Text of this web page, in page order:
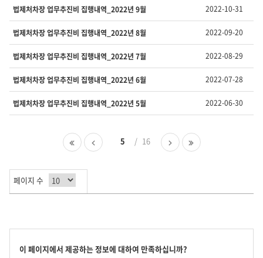
제
목,
담
당
부
서,
유
형,
등
록
를
제
공
다.
법제처차장 업무추진비 집행내역_2022년 9월 2022-10-31
법제처차장 업무추진비 집행내역_2022년 8월 2022-09-20
법제처차장 업무추진비 집행내역_2022년 7월 2022-08-29
법제처차장 업무추진비 집행내역_2022년 6월 2022-07-28
법제처차장 업무추진비 집행내역_2022년 5월 2022-06-30
첫
페
이
전
5 16
다
음
마
지
지
페이지 수
콘
이 페이지에서 제공하는 정보에 대하여 만족하십니까?